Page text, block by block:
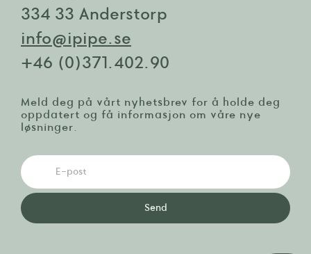
Meld deg på vårt nyhetsbrev for å holde deg
oppdatert og få informasjon om våre nye
løsninger.
Send
334 33 Anderstorp
info@ipipe.se
+46 (0)371.402.90